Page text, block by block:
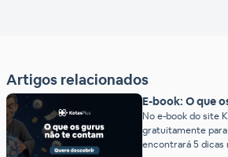
Artigos relacionados
E-book: O que
sobre as
No e-book do site
gratuitamente
encontrará 5